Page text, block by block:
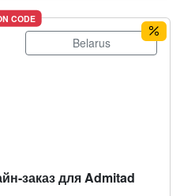
CODE
Belarus
заказ для Admitad